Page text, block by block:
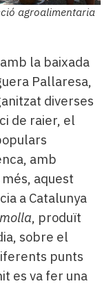
agroalimentaria
la baixada
Pallaresa,
diverses
de raier, el
amb
aquest
a Catalunya
, produït
sobre el
punts
es va fer una